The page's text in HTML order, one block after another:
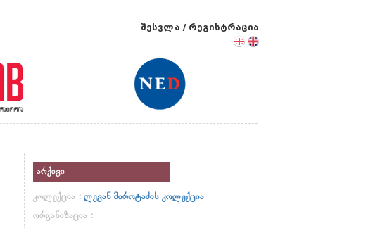
შესვლა / რეგისტრაცია
არქივი
კოლექცია : ლევან მიროტაძის კოლექცია
ორგანიზაცია :